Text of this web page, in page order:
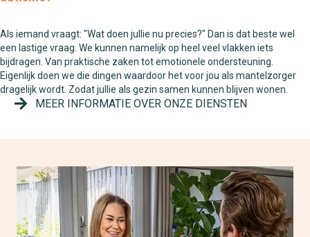
Als iemand vraagt: "Wat doen jullie nu precies?" Dan is dat beste wel
een lastige vraag. We kunnen namelijk op heel veel vlakken iets
bijdragen. Van praktische zaken tot emotionele ondersteuning.
Eigenlijk doen we die dingen waardoor het voor jou als mantelzorger
dragelijk wordt. Zodat jullie als gezin samen kunnen blijven wonen.
MEER INFORMATIE OVER ONZE DIENSTEN